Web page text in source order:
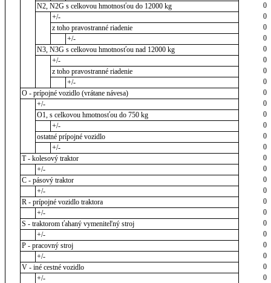
N2, N2G s celkovou hmotnosťou do 12000 kg
0
+/-
0
z toho pravostranné riadenie
0
+/-
0
N3, N3G s celkovou hmotnosťou nad 12000 kg
0
+/-
0
z toho pravostranné riadenie
0
+/-
0
O - prípojné vozidlo (vrátane návesa)
0
+/-
0
O1, s celkovou hmotnosťou do 750 kg
0
+/-
0
ostatné prípojné vozidlo
0
+/-
0
T - kolesový traktor
0
+/-
0
C - pásový traktor
0
+/-
0
R - prípojné vozidlo traktora
0
+/-
0
S - traktorom ťahaný vymeniteľný stroj
0
+/-
0
P - pracovný stroj
0
+/-
0
V - iné cestné vozidlo
0
+/-
0